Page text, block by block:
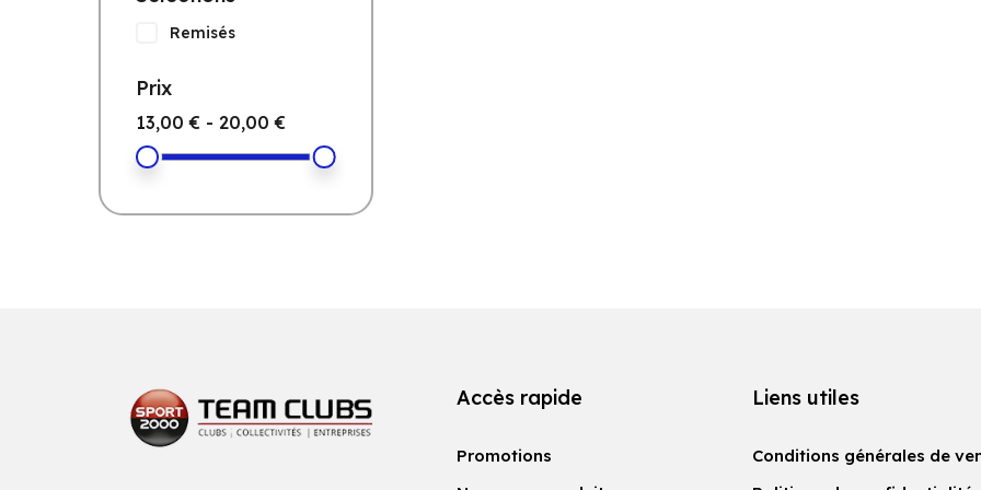
Remisés
Prix
13,00 € - 20,00 €
Accès rapide
Promotions
Liens utiles
Conditions générales de